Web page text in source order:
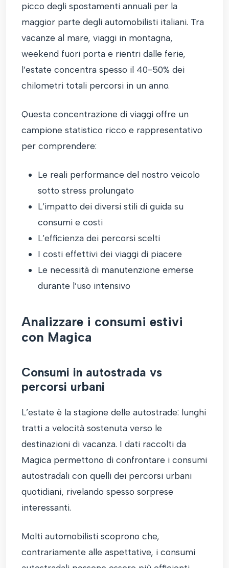
picco degli spostamenti annuali per la
maggior parte degli automobilisti italiani. Tra
vacanze al mare, viaggi in montagna,
weekend fuori porta e rientri dalle ferie,
l’estate concentra spesso il 40-50% dei
chilometri totali percorsi in un anno.
Questa concentrazione di viaggi offre un
campione statistico ricco e rappresentativo
per comprendere:
Le reali performance del nostro veicolo
sotto stress prolungato
L’impatto dei diversi stili di guida su
consumi e costi
L’efficienza dei percorsi scelti
I costi effettivi dei viaggi di piacere
Le necessità di manutenzione emerse
durante l’uso intensivo
Analizzare i consumi estivi
con Magica
Consumi in autostrada vs
percorsi urbani
L’estate è la stagione delle autostrade: lunghi
tratti a velocità sostenuta verso le
destinazioni di vacanza. I dati raccolti da
Magica permettono di confrontare i consumi
autostradali con quelli dei percorsi urbani
quotidiani, rivelando spesso sorprese
interessanti.
Molti automobilisti scoprono che,
contrariamente alle aspettative, i consumi